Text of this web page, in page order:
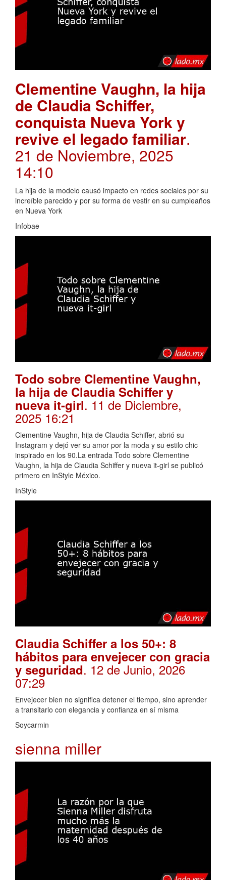
Clementine Vaughn, la hija
de Claudia Schiffer,
conquista Nueva York y
revive el legado familiar.
21 de Noviembre, 2025
14:10
La hija de la modelo causó impacto en redes sociales por su
increíble parecido y por su forma de vestir en su cumpleaños
en Nueva York
Infobae
Todo sobre Clementine Vaughn,
la hija de Claudia Schiffer y
nueva it-girl. 11 de Diciembre,
2025 16:21
Clementine Vaughn, hija de Claudia Schiffer, abrió su
Instagram y dejó ver su amor por la moda y su estilo chic
inspirado en los 90.La entrada Todo sobre Clementine
Vaughn, la hija de Claudia Schiffer y nueva it-girl se publicó
primero en InStyle México.
InStyle
Claudia Schiffer a los 50+: 8
hábitos para envejecer con gracia
y seguridad. 12 de Junio, 2026
07:29
Envejecer bien no significa detener el tiempo, sino aprender
a transitarlo con elegancia y confianza en sí misma
Soycarmin
sienna miller